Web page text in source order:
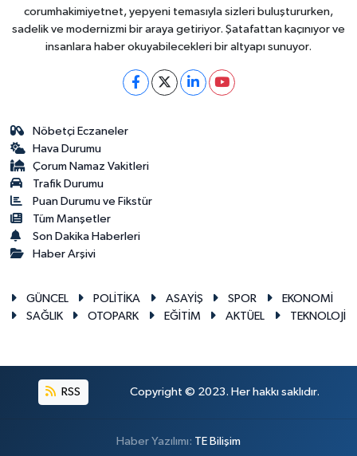
corumhakimiyetnet, yepyeni temasıyla sizleri buluştururken,
sadelik ve modernizmi bir araya getiriyor. Şatafattan kaçınıyor ve
insanlara haber okuyabilecekleri bir altyapı sunuyor.
Nöbetçi Eczaneler
Hava Durumu
Çorum Namaz Vakitleri
Trafik Durumu
Puan Durumu ve Fikstür
Tüm Manşetler
Son Dakika Haberleri
Haber Arşivi
GÜNCEL POLİTİKA ASAYİŞ SPOR
EKONOMİ
SAĞLIK
OTOPARK EĞİTİM AKTÜEL TEKNOLOJİ
RSS Copyright © 2023. Her hakkı saklıdır.
Haber Yazılımı: TE Bilişim